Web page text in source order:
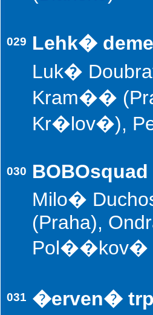
029 Lehk�
Luk�
Kram��
Kr�lov�),
030 BOBOsquad
Milo�
(Praha),
Pol��kov�
031 �erven�